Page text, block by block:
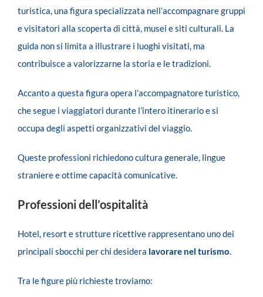
turistica, una figura specializzata nell’accompagnare gruppi
e visitatori alla scoperta di città, musei e siti culturali. La
guida non si limita a illustrare i luoghi visitati, ma
contribuisce a valorizzarne la storia e le tradizioni.
Accanto a questa figura opera l’accompagnatore turistico,
che segue i viaggiatori durante l’intero itinerario e si
occupa degli aspetti organizzativi del viaggio.
Queste professioni richiedono cultura generale, lingue
straniere e ottime capacità comunicative.
Professioni dell’ospitalità
Hotel, resort e strutture ricettive rappresentano uno dei
principali sbocchi per chi desidera lavorare nel turismo.
Tra le figure più richieste troviamo: